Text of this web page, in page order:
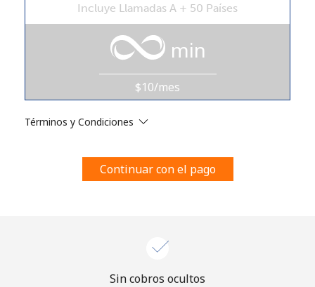
estosTérminos y condiciones.
Únete
¡Hola!
Inicia sesión oREGÍSTRATE →
Incluye Llamadas A + 50 Países
min
$10/mes
Términos y Condiciones
Continuar con el pago
Sin cobros ocultos